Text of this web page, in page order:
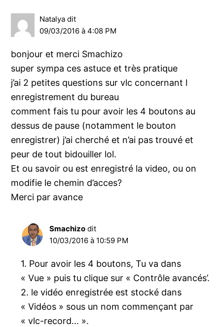
Natalya dit
09/03/2016 à 4:08 PM
bonjour et merci Smachizo
super sympa ces astuce et très pratique
j’ai 2 petites questions sur vlc concernant l
enregistrement du bureau
comment fais tu pour avoir les 4 boutons au
dessus de pause (notamment le bouton
enregistrer) j’ai cherché et n’ai pas trouvé et
peur de tout bidouiller lol.
Et ou savoir ou est enregistré la video, ou on
modifie le chemin d’acces?
Merci par avance
Smachizo dit
10/03/2016 à 10:59 PM
1. Pour avoir les 4 boutons, Tu va dans
« Vue » puis tu clique sur « Contrôle avancés’.
2. le vidéo enregistrée est stocké dans
« Vidéos » sous un nom commençant par
« vlc-record… ».